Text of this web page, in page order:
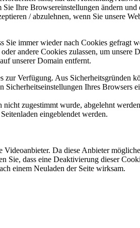
Ihre Browsereinstellungen ändern
/ abzulehnen, wenn Sie unsere
Sie immer wieder nach Cookies gefragt
andere Cookies zulassen, um unsere
unserer Domain entfernt.
zur Verfügung. Aus Sicherheitsgründen
Ihres Browsers
zugestimmt wurde, abgelehnt
eingeblendet werden.
Da diese Anbieter
Sie, dass eine Deaktivierung dieser
einem Neuladen der Seite wirksam.